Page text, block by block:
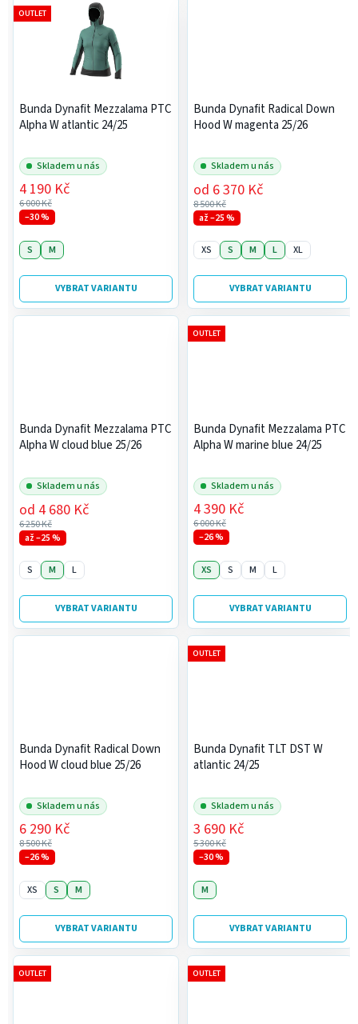
Bunda Dynafit Mezzalama PTC
Alpha W atlantic 24/25
Skladem u nás
6 000 Kč
4 190 Kč
–30 %
VYBRAT VARIANTU
OUTLET
S M
Bunda Dynafit Radical Down
Hood W magenta 25/26
Skladem u nás
8 500 Kč
od 6 370 Kč
až –25 %
VYBRAT VARIANTU
XS S M L XL
Bunda Dynafit Mezzalama PTC
Alpha W cloud blue 25/26
Skladem u nás
6 250 Kč
od 4 680 Kč
až –25 %
VYBRAT VARIANTU
S M L
Bunda Dynafit Mezzalama PTC
Alpha W marine blue 24/25
Skladem u nás
6 000 Kč
4 390 Kč
–26 %
VYBRAT VARIANTU
OUTLET
XS S M L
Bunda Dynafit Radical Down
Hood W cloud blue 25/26
Skladem u nás
8 500 Kč
6 290 Kč
–26 %
VYBRAT VARIANTU
XS S M
Bunda Dynafit TLT DST W
atlantic 24/25
Skladem u nás
5 300 Kč
3 690 Kč
–30 %
VYBRAT VARIANTU
OUTLET
M
OUTLET OUTLET